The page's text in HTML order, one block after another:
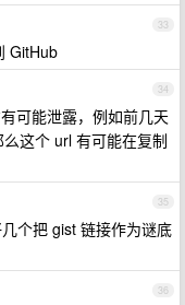
33
GitHub
34
可能泄露，例如前几天
这个 url 有可能在复制
35
个把 gist 链接作为谜底
36